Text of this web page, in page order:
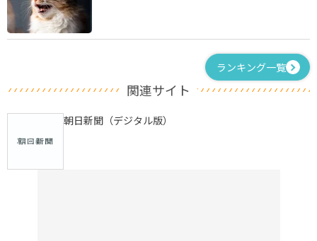
ランキング一覧
関連サイト
朝日新聞（デジタル版）